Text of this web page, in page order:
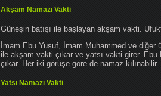
Akşam Namazı Vakti
Güneşin batışı ile başlayan akşam vakti.
İmam Ebu Yusuf, İmam Muhammed ve diğer
ile akşam vakti çıkar ve yatsı vakti girer. Ebu
çıkar. Her iki görüşe göre de namaz kılınabilir.
Yatsı Namazı Vakti